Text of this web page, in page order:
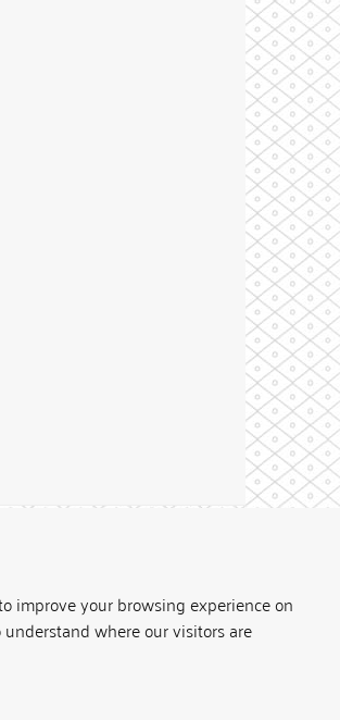
improve your browsing experience on
where our visitors are